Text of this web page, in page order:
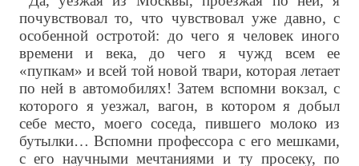
почувствовал то, что чувствовал уже давно, с
особенной остротой: до чего я человек иного
времени и века, до чего я чужд всем ее
«пупкам» и всей той новой твари, которая летает
по ней в автомобилях! Затем вспомни вокзал, с
которого я уезжал, вагон, в котором я добыл
себе место, моего соседа, пившего молоко из
бутылки… Вспомни профессора с его мешками,
с его научными мечтаниями и ту просеку, по